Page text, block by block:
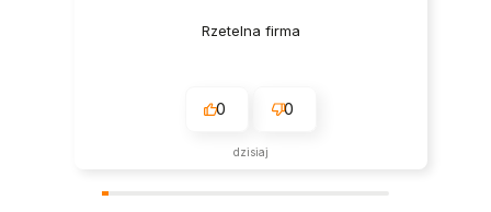
Rzetelna firma
0 0
dzisiaj